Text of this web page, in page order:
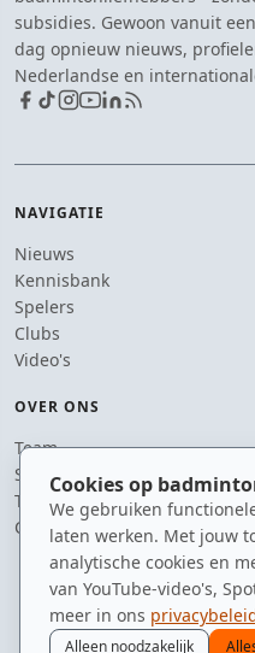
Cookies op
We gebruiken
laten werken. Met jouw
analytische cookies en
van YouTube-video's,
meer in ons
Alleen noodzakelijk
subsidies. Gewoon vanuit
dag opnieuw nieuws,
Nederlandse en
NAVIGATIE
Nieuws
Kennisbank
Spelers
Clubs
Video's
OVER ONS
Team
Supporters
Tip de redactie
Contact